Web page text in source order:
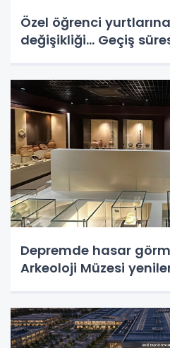
Özel öğrenci
değişikliği... Geçiş
Depremde hasar
Arkeoloji Müzesi